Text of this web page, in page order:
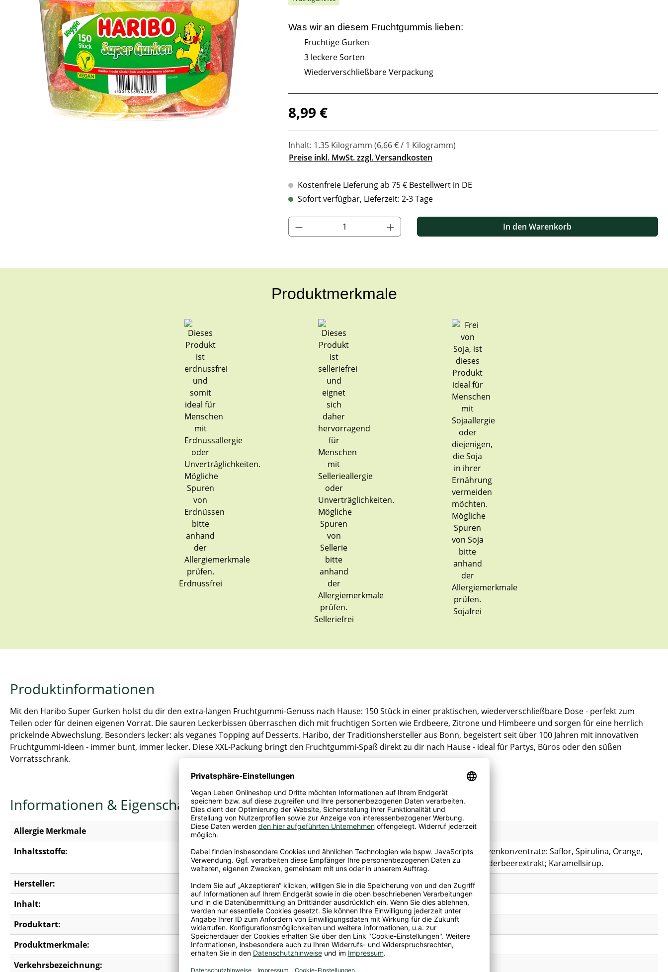
Was wir an diesem Fruchtgummis lieben:
Fruchtige Gurken
3 leckere Sorten
Wiederverschließbare Verpackung
Regulärer Preis:
8,99 €
Inhalt: 1.35 Kilogramm (6,66 € / 1 Kilogramm)
Preise inkl. MwSt. zzgl. Versandkosten
Kostenfreie Lieferung ab 75 € Bestellwert in DE
Sofort verfügbar, Lieferzeit: 2-3 Tage
Produkt Anzahl: Gib den gewünschten Wert ein oder benutze die Schaltflächen um die Anzahl zu erhöhen oder
In den Warenkorb
Produktmerkmale
Erdnussfrei
Selleriefrei
Sojafrei
Produktinformationen
Mit den Haribo Super Gurken holst du dir den extra-langen Fruchtgummi-Genuss nach Hause: 150 Stück in einer praktischen, wiederverschließbare Dose - perfekt zum
Teilen oder für deinen eigenen Vorrat. Die sauren Leckerbissen überraschen dich mit fruchtigen Sorten wie Erdbeere, Zitrone und Himbeere und sorgen für eine herrlich
prickelnde Abwechslung. Besonders lecker: als veganes Topping auf Desserts. Haribo, der Traditionshersteller aus Bonn, begeistert seit über 100 Jahren mit innovativen
Fruchtgummi-Ideen - immer bunt, immer lecker. Diese XXL-Packung bringt den Fruchtgummi-Spaß direkt zu dir nach Hause - ideal für Partys, Büros oder den süßen
Vorratsschrank.
Informationen & Eigenschaften
Allergie Merkmale Kann Spuren vonMilch und Weizenenthalten.
Inhaltsstoffe:
Glukosesirup; Zucker, Stärke; Säuerungsmittel: Citronensäure; Frucht- und Pflanzenkonzentrate: Saflor, Spirulina, Orange,
Holunderbeere, Schwarze Johannisbeere, Zitrone, Aronia, Traube; Aroma; Holunderbeerextrakt; Karamellsirup.
Hersteller:
Haribo GmbH & Co. KG, Hans-riegel-Straße 1, 53129 Bonn
Inhalt:
1,35 kg
Produktart:
Fruchtgummis
Produktmerkmale:
Erdnussfrei, Selleriefrei, Sojafrei
Verkehrsbezeichnung: